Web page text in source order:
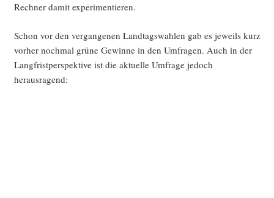
Rech­ner damit experimentieren.
Schon vor den ver­gan­ge­nen Land­tags­wah­len gab es jeweils kurz
vor­her noch­mal grü­ne Gewin­ne in den Umfra­gen. Auch in der
Lang­frist­per­spek­ti­ve ist die aktu­el­le Umfra­ge jedoch
herausragend: